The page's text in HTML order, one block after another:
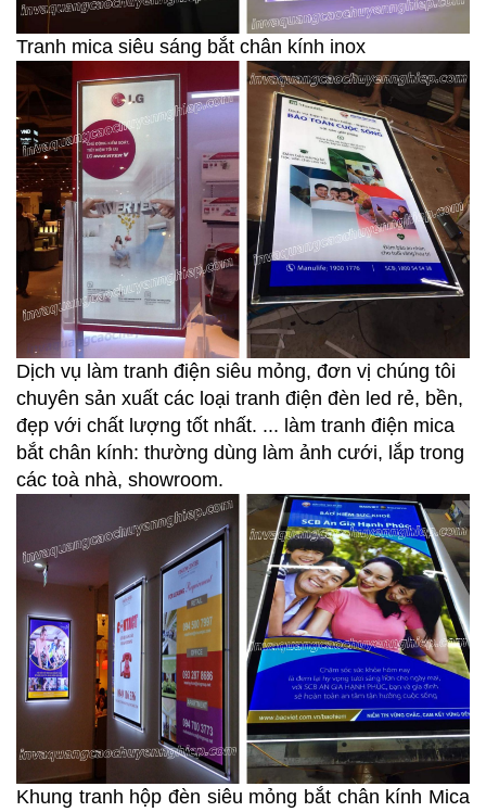
Tranh mica siêu sáng bắt chân kính inox
Dịch vụ làm tranh điện siêu mỏng, đơn vị chúng tôi
chuyên sản xuất các loại tranh điện đèn led rẻ, bền,
đẹp với chất lượng tốt nhất. ... làm tranh điện mica
bắt chân kính: thường dùng làm ảnh cưới, lắp trong
các toà nhà, showroom.
Khung tranh hộp đèn siêu mỏng bắt chân kính Mica